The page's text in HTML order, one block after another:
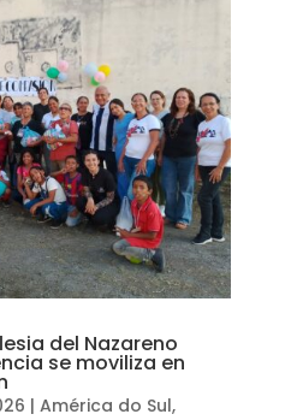
del Nazareno
se moviliza en
| América do Sul,